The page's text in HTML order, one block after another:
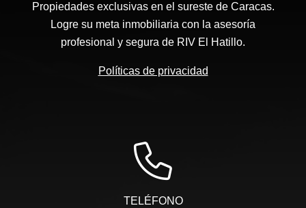
Propiedades exclusivas en el sureste de Caracas.
Logre su meta inmobiliaria con la asesoría
profesional y segura de RIV El Hatillo.
Políticas de privacidad
TELÉFONO